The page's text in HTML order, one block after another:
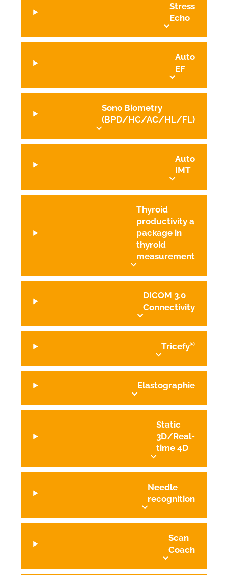
Stress
Echo
Auto
EF
Sono Biometry
(BPD/HC/AC/HL/FL)
Auto
IMT
Thyroid
productivity a
package in
thyroid
measurement
DICOM 3.0
Connectivity
Tricefy®
Elastographie
Static
3D/Real-
time 4D
Needle
recognition
Scan
Coach